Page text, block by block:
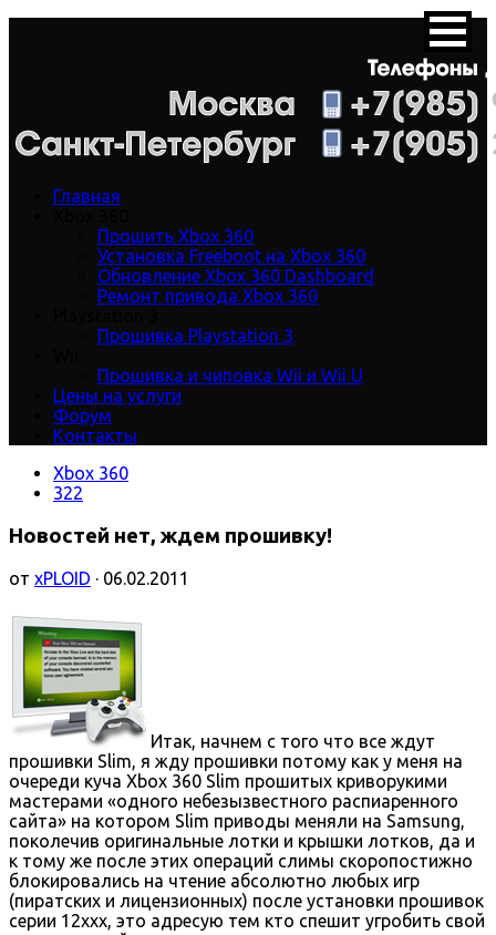
Главная
Прошить Xbox 360
Установка Freeboot на Xbox 360
Обновление Xbox 360 Dashboard
Ремонт привода Xbox 360
Прошивка Playstation 3
Прошивка и чиповка Wii и Wii U
Цены на услуги
Форум
Контакты
Xbox 360
322
Новостей нет, ждем прошивку!
от xPLOID · 06.02.2011
Итак, начнем с того что все ждут
прошивки Slim, я жду прошивки потому как у меня на
очереди куча Xbox 360 Slim прошитых криворукими
мастерами «одного небезызвестного распиаренного
сайта» на котором Slim приводы меняли на Samsung,
поколечив оригинальные лотки и крышки лотков, да и
к тому же после этих операций слимы скоропостижно
блокировались на чтение абсолютно любых игр
(пиратских и лицензионных) после установки прошивок
серии 12ххх, это адресую тем кто спешит угробить свой